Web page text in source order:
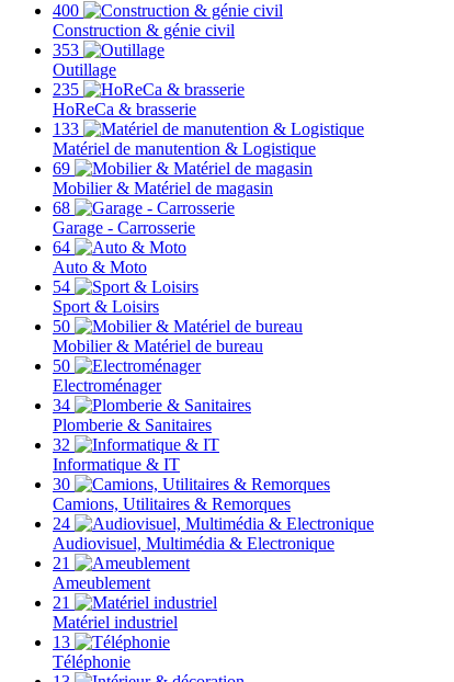
400
Construction & génie civil
353
Outillage
235
HoReCa & brasserie
133
Matériel de manutention & Logistique
69
Mobilier & Matériel de magasin
68
Garage - Carrosserie
64
Auto & Moto
54
Sport & Loisirs
50
Mobilier & Matériel de bureau
50
Electroménager
34
Plomberie & Sanitaires
32
Informatique & IT
30
Camions, Utilitaires & Remorques
24
Audiovisuel, Multimédia & Electronique
21
Ameublement
21
Matériel industriel
13
Téléphonie